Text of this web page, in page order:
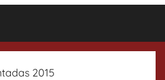
Gastronomía
2015